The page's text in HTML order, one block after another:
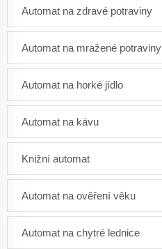
Automat na zdravé potraviny
Automat na mražené potraviny
Automat na horké jídlo
Automat na kávu
Knižní automat
Automat na ověření věku
Automat na chytré lednice